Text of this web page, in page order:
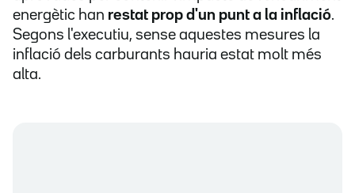
energètic han restat prop d'un punt a la inflació.
Segons l'executiu, sense aquestes mesures la
inflació dels carburants hauria estat molt més
alta.